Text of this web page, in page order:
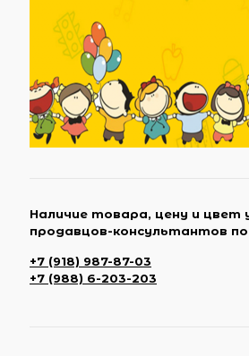
Наличие товара, цену и цвет
продавцов-консультантов
+7 (918) 987-87-03
+7 (988) 6-203-203